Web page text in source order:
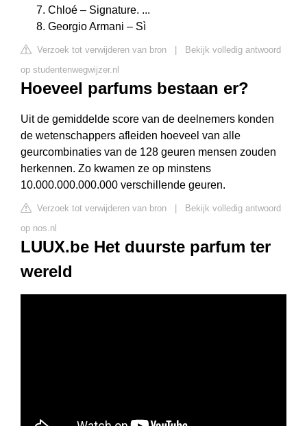
Chloé – Signature. ...
Georgio Armani – Sì
Verzoek tot verwijderen van bron
Bekijk volledig antwoord
op studentenwegwijzer.nl
Hoeveel parfums bestaan er?
Uit de gemiddelde score van de deelnemers konden
de wetenschappers afleiden hoeveel van alle
geurcombinaties van de 128 geuren mensen zouden
herkennen. Zo kwamen ze op minstens
10.000.000.000.000 verschillende geuren.
Verzoek tot verwijderen van bron
Bekijk volledig antwoord
op nos.nl
LUUX.be Het duurste parfum ter
wereld